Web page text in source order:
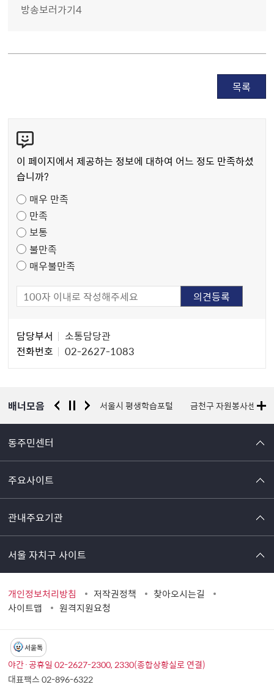
방송보러가기4
목록
텐
츠
만
도
조
사
이 페이지에서 제공하는 정보에 대하여 어느 정도 만족하셨
습니까?
매우 만족
만족
보통
불만족
매우불만족
자
담당부서
소통담당관
전화번호
02-2627-1083
배너모음
경찰청 유실물 통합포털 서울시 평생학습포털 금천구 자원봉사센터
동주민센터
주요사이트
관내주요기관
서울 자치구 사이트
개인정보처리방침 저작권정책
찾아오시는길
사이트맵
원격지원요청
서울톡
야간·공휴일 02-2627-2300, 2330(종합상황실로 연결)
대표팩스 02-896-6322